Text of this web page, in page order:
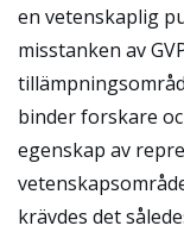
en vetenskaplig
misstanken av
binder forskare
egenskap av
krävdes det